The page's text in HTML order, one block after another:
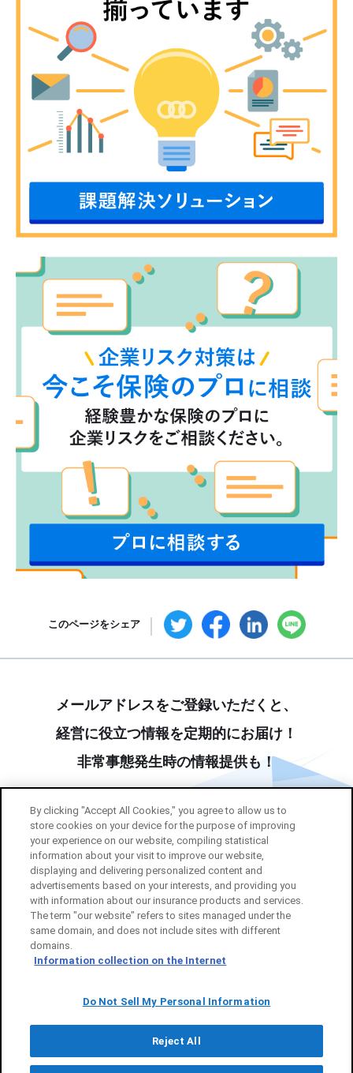
このページをシェア
メールアドレスをご登録いただくと、
経営に役立つ情報を定期的にお届け！
非常事態発生時の情報提供も！
メルマガ登録する
BUDDY+について ご利用案内 個人情報のお取扱い
By clicking "Accept All Cookies," you agree to allow us to
store cookies on your device for the purpose of improving
your experience on our website, compiling statistical
information about your visit to improve our website,
displaying and delivering personalized content and
advertisements based on your interests, and providing you
with information about our insurance products and services.
The term "our website" refers to sites managed under the
same domain, and does not include sites with different
domains.
Information collection on the Internet
Do Not Sell My Personal Information
Reject All